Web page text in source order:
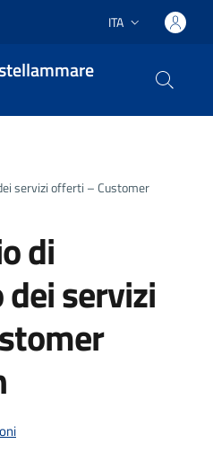
Lingua attiva:
ITA
servizi offerti – Customer
di
servizi